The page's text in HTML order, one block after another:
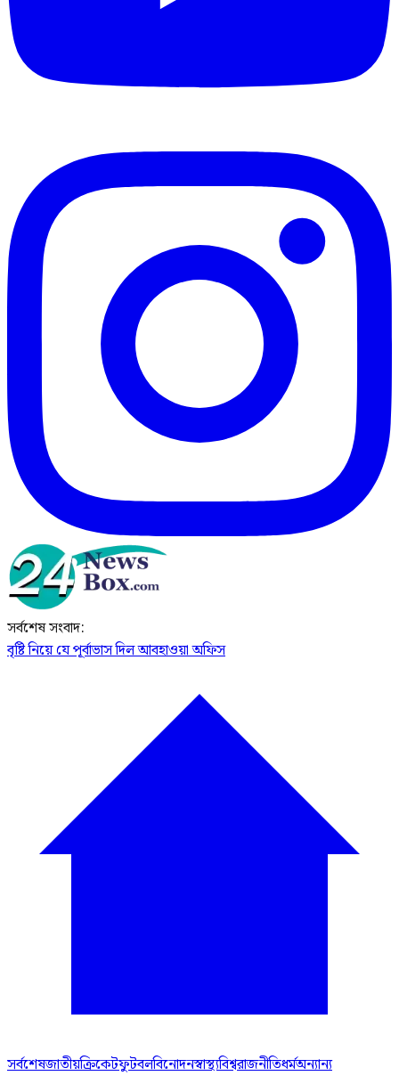
সর্বশেষ সংবাদ:
বৃষ্টি নিয়ে যে পূর্বাভাস দিল আবহাওয়া অফিস
সর্বশেষজাতীয়ক্রিকেটফুটবলবিনোদনস্বাস্থ্যবিশ্বরাজনীতিধর্মঅন্যান্য